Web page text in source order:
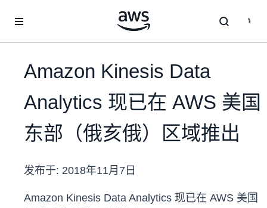
Amazon Kinesis Data
Analytics 现已在 AWS 美国
东部（俄亥俄）区域推出
发布于: 2018年11月7日
Amazon Kinesis Data Analytics 现已在 AWS 美国